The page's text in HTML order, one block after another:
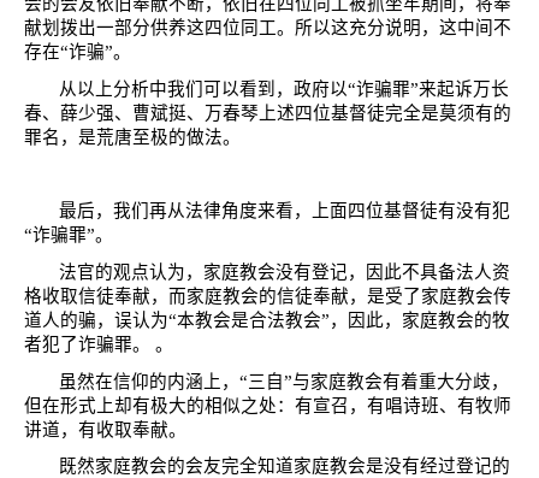
会的会友依旧奉献不断，依旧在四位同工被抓坐牢期间，将奉
献划拨出一部分供养这四位同工。所以这充分说明，这中间不
存在“诈骗”。
从以上分析中我们可以看到，政府以“诈骗罪”来起诉万长
春、薛少强、曹斌挺、万春琴上述四位基督徒完全是莫须有的
罪名，是荒唐至极的做法。
最后，我们再从法律角度来看，上面四位基督徒有没有犯
“诈骗罪”。
法官的观点认为，家庭教会没有登记，因此不具备法人资
格收取信徒奉献，而家庭教会的信徒奉献，是受了家庭教会传
道人的骗，误认为“本教会是合法教会”，因此，家庭教会的牧
者犯了诈骗罪。 。
虽然在信仰的内涵上，“三自”与家庭教会有着重大分歧，
但在形式上却有极大的相似之处：有宣召，有唱诗班、有牧师
讲道，有收取奉献。
既然家庭教会的会友完全知道家庭教会是没有经过登记的